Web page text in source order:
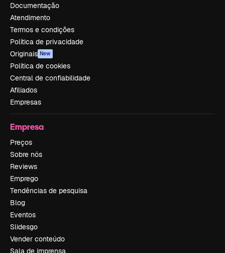
Documentação
Atendimento
Termos e condições
Política de privacidade
Originais New
Política de cookies
Central de confiabilidade
Afiliados
Empresas
Empresa
Preços
Sobre nós
Reviews
Emprego
Tendências de pesquisa
Blog
Eventos
Slidesgo
Vender conteúdo
Sala de imprensa